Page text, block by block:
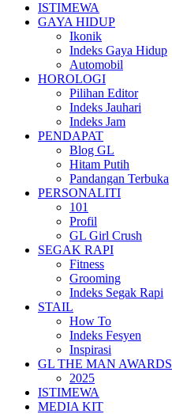
ISTIMEWA
GAYA HIDUP
Ikonik
Indeks Gaya Hidup
Automobil
HOROLOGI
Pilihan Editor
Indeks Jauhari
Indeks Jam
PENDAPAT
Blog GL
Hitam Putih
Pandangan Terbuka
PERSONALITI
101
Profil
GL Girl Crush
SEGAK RAPI
Fitness
Grooming
Indeks Segak Rapi
STAIL
How To
Indeks Fesyen
Inspirasi
GL THE MAN AWARDS
2025
ISTIMEWA
MEDIA KIT